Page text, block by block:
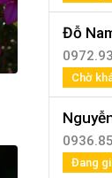
Đỗ
Chờ
Đang